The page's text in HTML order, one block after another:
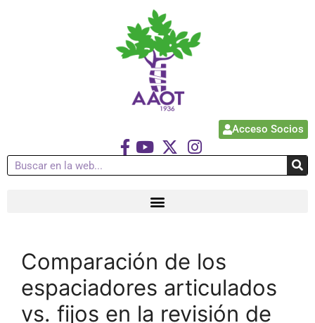
Acceso Socios
Comparación de los
espaciadores articulados
vs. fijos en la revisión de